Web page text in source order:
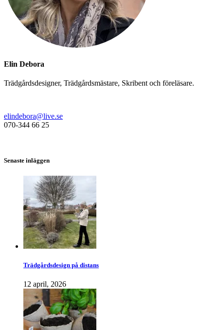
Elin Debora
Trädgårdsdesigner, Trädgårdsmästare, Skribent och föreläsare.
elindebora@live.se
070-344 66 25
Senaste inläggen
Trädgårdsdesign på distans
12 april, 2026